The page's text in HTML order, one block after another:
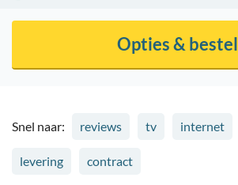
Opties & bestel
Snel naar: reviews tv internet
levering contract